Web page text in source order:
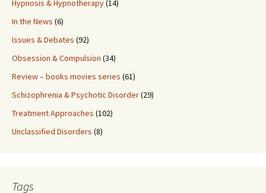
Hypnosis & Hypnotherapy(14)
In the News (6)
Issues & Debates (92)
Obsession & Compulsion (34)
Review – books movies series (61)
Schizophrenia & Psychotic Disorder(29)
Treatment Approaches (102)
Unclassified Disorders (8)
Tags